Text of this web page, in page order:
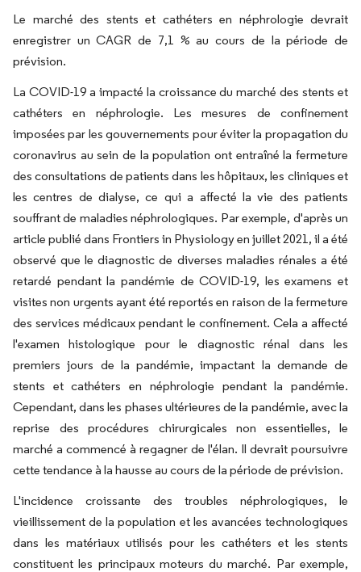
Le marché des stents et cathéters en néphrologie devrait
enregistrer un CAGR de 7,1 % au cours de la période de
prévision.
La COVID-19 a impacté la croissance du marché des stents et
cathéters en néphrologie. Les mesures de confinement
imposées par les gouvernements pour éviter la propagation du
coronavirus au sein de la population ont entraîné la fermeture
des consultations de patients dans les hôpitaux, les cliniques et
les centres de dialyse, ce qui a affecté la vie des patients
souffrant de maladies néphrologiques. Par exemple, d'après un
article publié dans Frontiers in Physiology en juillet 2021, il a été
observé que le diagnostic de diverses maladies rénales a été
retardé pendant la pandémie de COVID-19, les examens et
visites non urgents ayant été reportés en raison de la fermeture
des services médicaux pendant le confinement. Cela a affecté
l'examen histologique pour le diagnostic rénal dans les
premiers jours de la pandémie, impactant la demande de
stents et cathéters en néphrologie pendant la pandémie.
Cependant, dans les phases ultérieures de la pandémie, avec la
reprise des procédures chirurgicales non essentielles, le
marché a commencé à regagner de l'élan. Il devrait poursuivre
cette tendance à la hausse au cours de la période de prévision.
L'incidence croissante des troubles néphrologiques, le
vieillissement de la population et les avancées technologiques
dans les matériaux utilisés pour les cathéters et les stents
constituent les principaux moteurs du marché. Par exemple,